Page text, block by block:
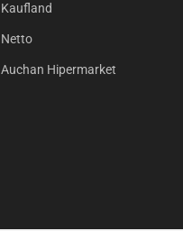
Kaufland
Netto
Auchan Hipermarket